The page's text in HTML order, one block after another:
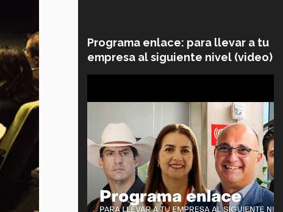
Programa enlace: para llevar a tu
empresa al siguiente nivel (video)